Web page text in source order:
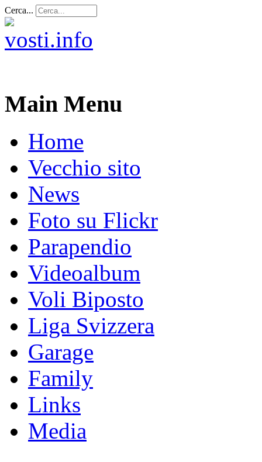
Cerca...
Main Menu
Home
Vecchio sito
News
Foto su Flickr
Parapendio
Videoalbum
Voli Biposto
Liga Svizzera
Garage
Family
Links
Media